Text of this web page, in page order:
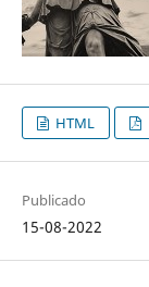
HTML
Publicado
15-08-2022